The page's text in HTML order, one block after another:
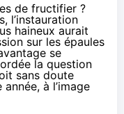
de fructifier ?
l’instauration
haineux aurait
sur les épaules
se
la question
sans doute
à l’image